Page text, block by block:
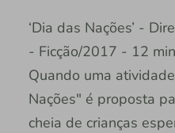
‘Dia das Nações’ -
- Ficção/2017 - 12 min
Quando uma
Nações" é proposta
cheia de crianças